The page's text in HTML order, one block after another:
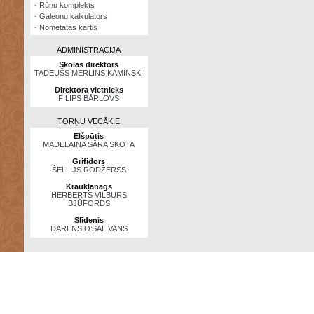
· Rūnu komplekts
· Galeonu kalkulators
· Nomētātās kārtis
ADMINISTRĀCIJA
Skolas direktors
TADEUŠS MERLINS KAMINSKI
Direktora vietnieks
FILIPS BĀRLOVS
TORŅU VECĀKIE
Elšpūtis
MADELAINA SĀRA SKOTA
Grifidors
ŠELLIJS RODŽERSS
Kraukļanags
HERBERTS VILBURS
BJŪFORDS
Slīdenis
DARENS O’SALIVANS